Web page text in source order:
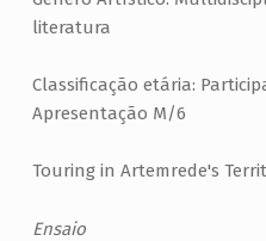
literatura
Classificação etária:
Apresentação M/6
Touring in Artemrede's
Ensaio